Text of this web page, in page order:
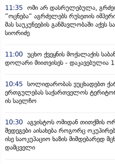
11:35 ომი არ დასრულებულა,
“ოცნება“ აგრძელებს რუსეთის
მას საუკუნეების განმავლობაში
სიორიძე
11:00 უცხო ქვეყნის მოქალაქის
დოლარი მიითვისეს - დაკავებულია
10:45 სოლიდარობას ვუცხადებთ
ერთგულებას საქართველოს
ის საელჩო
10:30 აგვისტოს ომიდან თითქმის
შედეგები აისახება როგორც
ისე საოკუპაციო ხაზის მიმდებარედ
დამცველი